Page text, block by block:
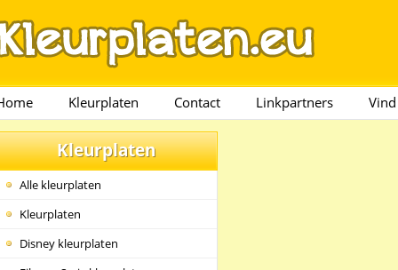
Kleurplaten Contact Linkpartners
Kleurplaten
Alle kleurplaten
Kleurplaten
Disney kleurplaten